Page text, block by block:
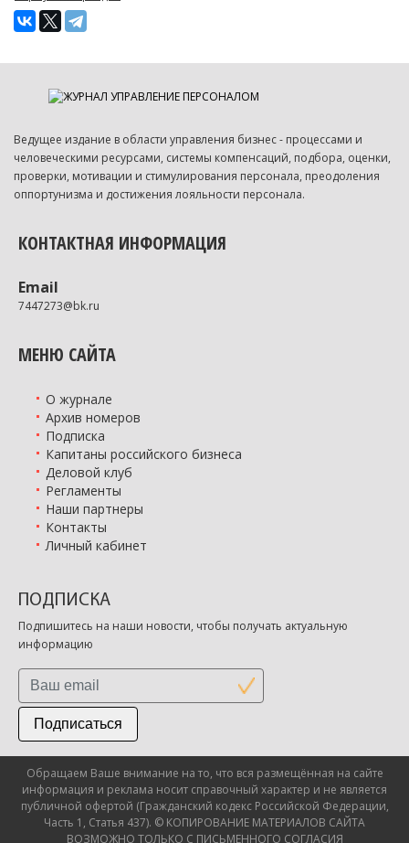
Ведущее издание в области управления бизнес - процессами и
человеческими ресурсами, системы компенсаций, подбора, оценки,
проверки, мотивации и стимулирования персонала, преодоления
оппортунизма и достижения лояльности персонала.
КОНТАКТНАЯ ИНФОРМАЦИЯ
Email
7447273@bk.ru
МЕНЮ САЙТА
О журнале
Архив номеров
Подписка
Капитаны российского бизнеса
Деловой клуб
Регламенты
Наши партнеры
Контакты
Личный кабинет
ПОДПИСКА
Подпишитесь на наши новости, чтобы получать актуальную
информацию
Подписаться
Обращаем Ваше внимание на то, что вся размещённая на сайте
информация и реклама носит справочный характер и не является
публичной офертой (Гражданский кодекс Российской Федерации,
Часть 1, Статья 437). © КОПИРОВАНИЕ МАТЕРИАЛОВ САЙТА
ВОЗМОЖНО ТОЛЬКО С ПИСЬМЕННОГО СОГЛАСИЯ